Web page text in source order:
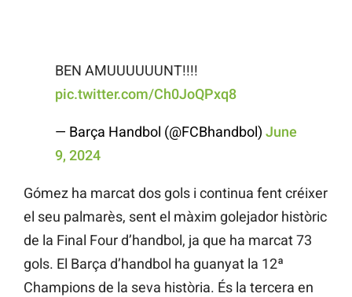
BEN AMUUUUUUNT!!!!
pic.twitter.com/Ch0JoQPxq8
— Barça Handbol (@FCBhandbol) June
9, 2024
Gómez ha marcat dos gols i continua fent créixer
el seu palmarès, sent el màxim golejador històric
de la Final Four d’handbol, ja que ha marcat 73
gols. El Barça d’handbol ha guanyat la 12ª
Champions de la seva història. És la tercera en